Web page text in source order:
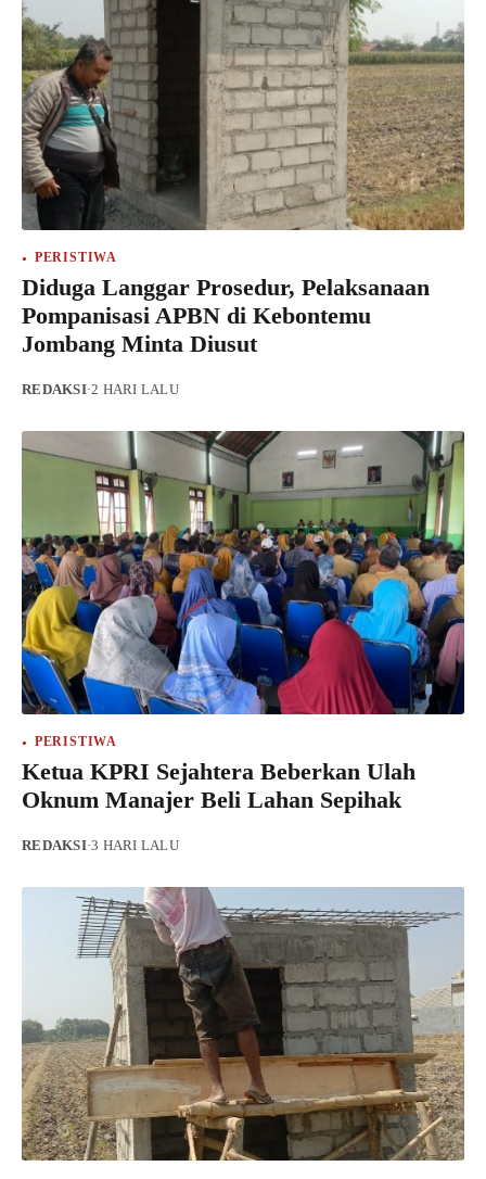
PERISTIWA
Diduga Langgar Prosedur, Pelaksanaan
Pompanisasi APBN di Kebontemu
Jombang Minta Diusut
REDAKSI·2 HARI LALU
PERISTIWA
Ketua KPRI Sejahtera Beberkan Ulah
Oknum Manajer Beli Lahan Sepihak
REDAKSI·3 HARI LALU